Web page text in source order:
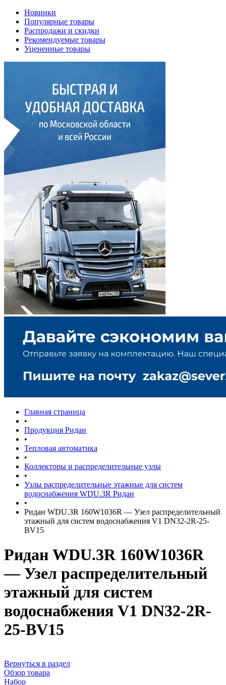
Новинки
Популярные товары
Распродажи и скидки
Рекомендуемые товары
Уцененные товары
Главная страница
•
Продукция Ридан
•
Тепловая автоматика
•
Коллекторы и распределительные узлы
•
Узлы распределительные этажные для систем
водоснабжения WDU.3R Ридан
•
Ридан WDU.3R 160W1036R — Узел распределительный
этажный для систем водоснабжения V1 DN32-2R-25-
BV15
Ридан WDU.3R 160W1036R
— Узел распределительный
этажный для систем
водоснабжения V1 DN32-2R-
25-BV15
Вернуться в раздел
Обзор товара
Набор